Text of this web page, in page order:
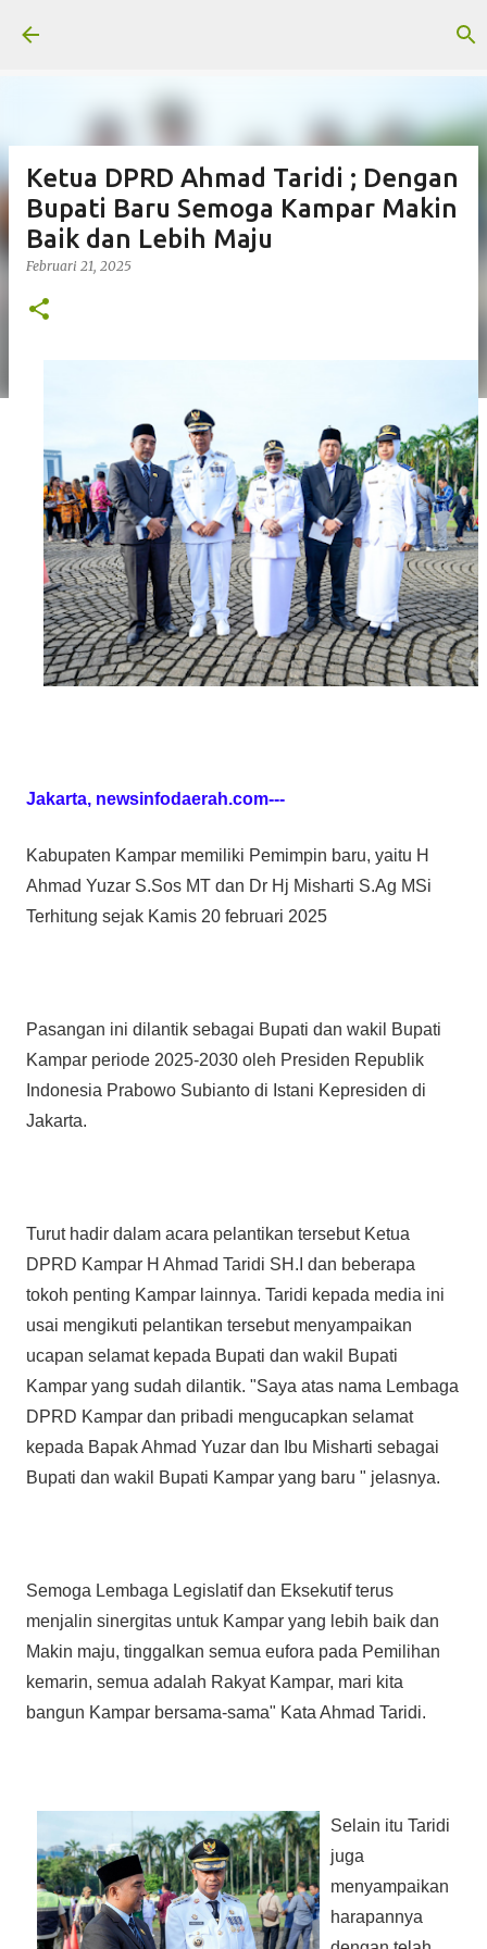
Ketua DPRD Ahmad Taridi ; Dengan
Bupati Baru Semoga Kampar Makin
Baik dan Lebih Maju
Februari 21, 2025
Jakarta, newsinfodaerah.com---
Kabupaten Kampar memiliki Pemimpin baru, yaitu H
Ahmad Yuzar S.Sos MT dan Dr Hj Misharti S.Ag MSi
Terhitung sejak Kamis 20 februari 2025
Pasangan ini dilantik sebagai Bupati dan wakil Bupati
Kampar periode 2025-2030 oleh Presiden Republik
Indonesia Prabowo Subianto di Istani Kepresiden di
Jakarta.
Turut hadir dalam acara pelantikan tersebut Ketua
DPRD Kampar H Ahmad Taridi SH.I dan beberapa
tokoh penting Kampar lainnya. Taridi kepada media ini
usai mengikuti pelantikan tersebut menyampaikan
ucapan selamat kepada Bupati dan wakil Bupati
Kampar yang sudah dilantik. "Saya atas nama Lembaga
DPRD Kampar dan pribadi mengucapkan selamat
kepada Bapak Ahmad Yuzar dan Ibu Misharti sebagai
Bupati dan wakil Bupati Kampar yang baru " jelasnya.
Semoga Lembaga Legislatif dan Eksekutif terus
menjalin sinergitas untuk Kampar yang lebih baik dan
Makin maju, tinggalkan semua eufora pada Pemilihan
kemarin, semua adalah Rakyat Kampar, mari kita
bangun Kampar bersama-sama" Kata Ahmad Taridi.
Selain itu Taridi
juga
menyampaikan
harapannya